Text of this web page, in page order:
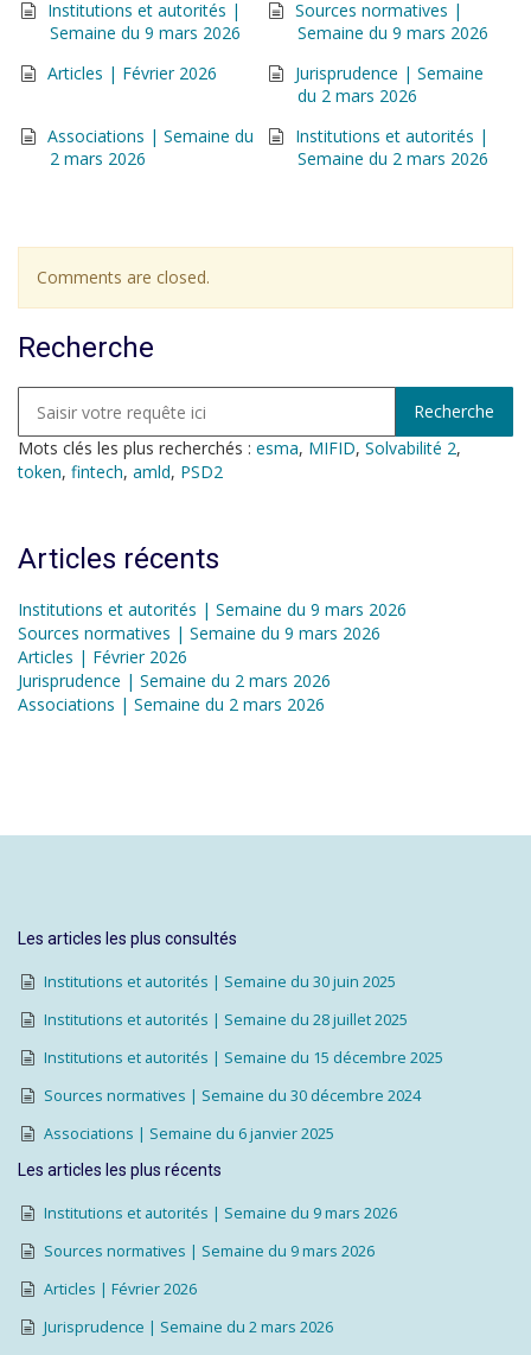
Institutions et autorités |
Semaine du 9 mars 2026
Sources normatives |
Semaine du 9 mars 2026
Articles | Février 2026
Jurisprudence | Semaine
du 2 mars 2026
Associations | Semaine du
2 mars 2026
Institutions et autorités |
Semaine du 2 mars 2026
Comments are closed.
Recherche
Mots clés les plus recherchés : esma, MIFID, Solvabilité 2,
token, fintech, amld, PSD2
Articles récents
Institutions et autorités | Semaine du 9 mars 2026
Sources normatives | Semaine du 9 mars 2026
Articles | Février 2026
Jurisprudence | Semaine du 2 mars 2026
Associations | Semaine du 2 mars 2026
Les articles les plus consultés
Institutions et autorités | Semaine du 30 juin 2025
Institutions et autorités | Semaine du 28 juillet 2025
Institutions et autorités | Semaine du 15 décembre 2025
Sources normatives | Semaine du 30 décembre 2024
Associations | Semaine du 6 janvier 2025
Les articles les plus récents
Institutions et autorités | Semaine du 9 mars 2026
Sources normatives | Semaine du 9 mars 2026
Articles | Février 2026
Jurisprudence | Semaine du 2 mars 2026